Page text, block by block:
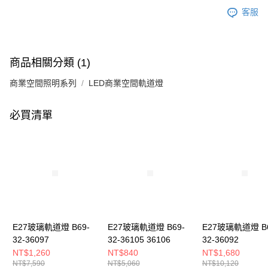
客服
商品相關分類 (1)
商業空間照明系列 LED商業空間軌道燈
必買清單
E27玻璃軌道燈 B69-
32-36097
NT$1,260
NT$7,590
E27玻璃軌道燈 B69-
32-36105 36106
NT$840
NT$5,060
E27玻璃軌道燈
32-36092
NT$1,680
NT$10,120